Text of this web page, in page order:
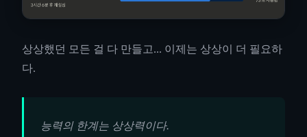
상상했던 모든 걸 다 만들고... 이제는 상상이 더 필요하
다.
능력의 한계는 상상력이다.